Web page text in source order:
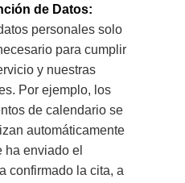
de Datos:
personales solo
para cumplir
y nuestras
Por ejemplo, los
de calendario se
automáticamente
ha enviado el
confirmado la cita, a